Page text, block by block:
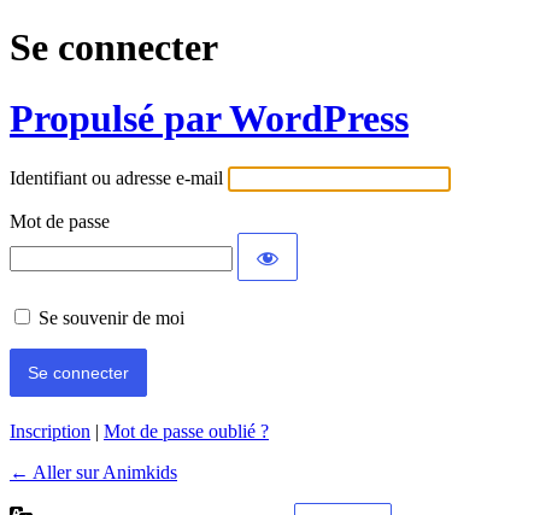
Se connecter
Propulsé par WordPress
Identifiant ou adresse e-mail
Mot de passe
Se souvenir de moi
Inscription | Mot de passe oublié ?
← Aller sur Animkids